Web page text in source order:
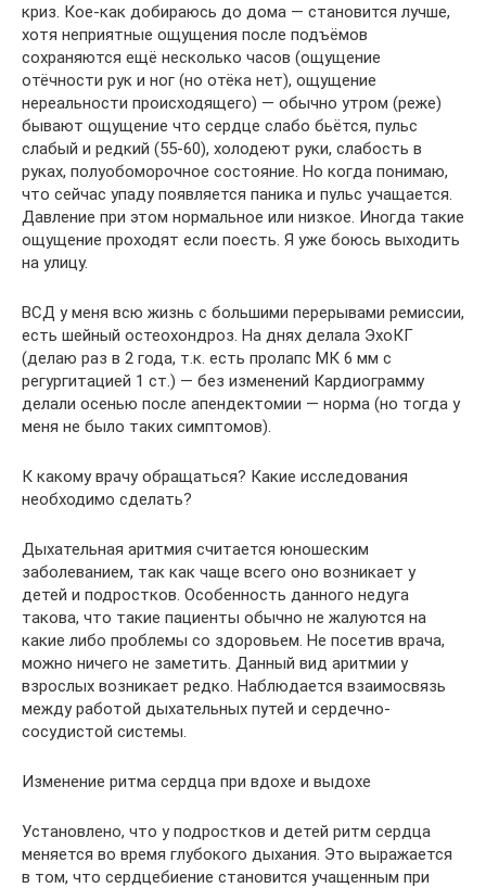
криз. Кое-как добираюсь до дома — становится лучше,
хотя неприятные ощущения после подъёмов
сохраняются ещё несколько часов (ощущение
отёчности рук и ног (но отёка нет), ощущение
нереальности происходящего) — обычно утром (реже)
бывают ощущение что сердце слабо бьётся, пульс
слабый и редкий (55-60), холодеют руки, слабость в
руках, полуобоморочное состояние. Но когда понимаю,
что сейчас упаду появляется паника и пульс учащается.
Давление при этом нормальное или низкое. Иногда такие
ощущение проходят если поесть. Я уже боюсь выходить
на улицу.
ВСД у меня всю жизнь с большими перерывами ремиссии,
есть шейный остеохондроз. На днях делала ЭхоКГ
(делаю раз в 2 года, т.к. есть пролапс МК 6 мм с
регургитацией 1 ст.) — без изменений Кардиограмму
делали осенью после апендектомии — норма (но тогда у
меня не было таких симптомов).
К какому врачу обращаться? Какие исследования
необходимо сделать?
Дыхательная аритмия считается юношеским
заболеванием, так как чаще всего оно возникает у
детей и подростков. Особенность данного недуга
такова, что такие пациенты обычно не жалуются на
какие либо проблемы со здоровьем. Не посетив врача,
можно ничего не заметить. Данный вид аритмии у
взрослых возникает редко. Наблюдается взаимосвязь
между работой дыхательных путей и сердечно-
сосудистой системы.
Изменение ритма сердца при вдохе и выдохе
Установлено, что у подростков и детей ритм сердца
меняется во время глубокого дыхания. Это выражается
в том, что сердцебиение становится учащенным при